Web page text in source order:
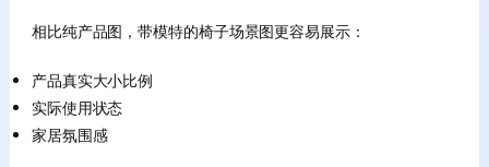
相比纯产品图，带模特的椅子场景图更容易展示：
产品真实大小比例
实际使用状态
家居氛围感